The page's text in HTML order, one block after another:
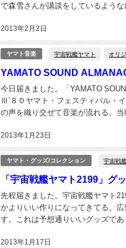
2013年2月2日
で森雪さんが講談をしているよう
ヤマト音楽 宇宙戦艦ヤマト オリ
YAMATO SOUND
2013年1月23日
今日届きました。「YAMATO
Ⅲ’８０ヤマト・フェスティバル・
の声を織り交ぜて音楽が流れる。
ヤマト・グッズ/コレクション 宇宙戦
「宇宙戦艦ヤマト2199」グ
2013年1月17日
先程届きました。宇宙戦艦ヤマト
かよりいい作りになってきてる。
す。これは予想通りいいグッズで